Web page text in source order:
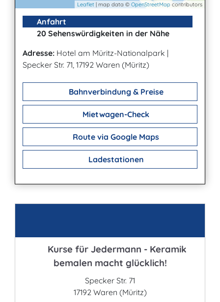
Leaflet | map data © OpenStreetMap contributors
Anfahrt
20 Sehenswürdigkeiten in der Nähe
Adresse: Hotel am Müritz-Nationalpark |
Specker Str. 71, 17192 Waren (Müritz)
Bahnverbindung & Preise
Mietwagen-Check
Route via Google Maps
Ladestationen
Kurse für Jedermann - Keramik
bemalen macht glücklich!
Specker Str. 71
17192 Waren (Müritz)